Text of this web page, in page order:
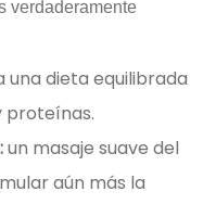
verdaderamente
una dieta equilibrada
proteínas.
un masaje suave del
aún más la